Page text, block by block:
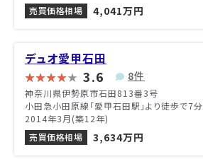
売買価格相場
4,041万円
デュオ愛甲石田
3.6 8件
神奈川県伊勢原市石田813番3号
小田急小田原線「愛甲石田駅」より徒歩で7分
2014年3月(築12年)
売買価格相場
3,634万円